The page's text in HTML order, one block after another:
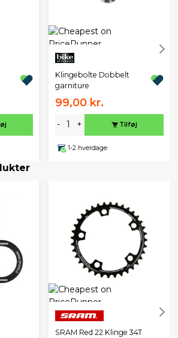
Klingebolte Dobbelt
garniture
99,00 kr.
- + Tilføj
1-2 hverdage
SRAM Red 22 Klinge 34T